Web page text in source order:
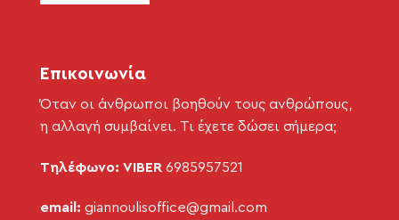
Επικοινωνία
Όταν οι άνθρωποι βοηθούν τους ανθρώπους,
η αλλαγή συμβαίνει. Τι έχετε δώσει σήμερα;
Τηλέφωνο: VIBER 6985957521
email: giannoulisoffice@gmail.com